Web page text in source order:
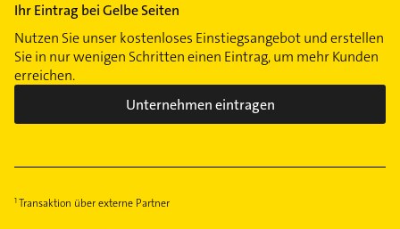
Ihr Eintrag bei Gelbe Seiten
Nutzen Sie unser kostenloses Einstiegsangebot und erstellen
Sie in nur wenigen Schritten einen Eintrag, um mehr Kunden
erreichen.
Unternehmen eintragen
Transaktion über externe Partner